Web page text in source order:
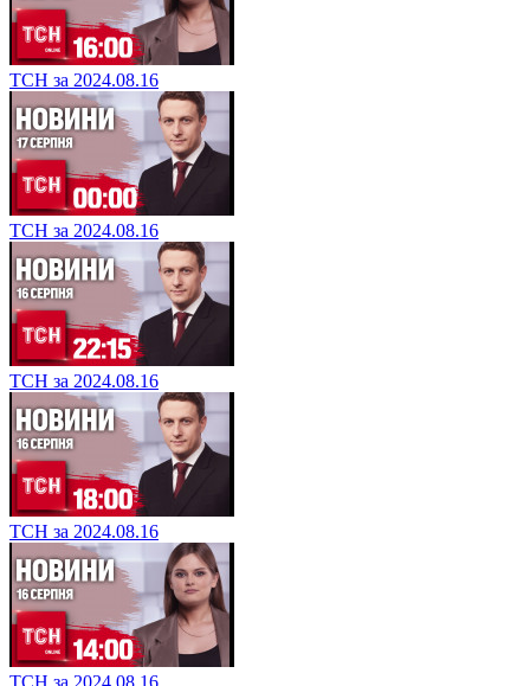
ТСН за 2024.08.16
ТСН за 2024.08.16
ТСН за 2024.08.16
ТСН за 2024.08.16
ТСН за 2024.08.16